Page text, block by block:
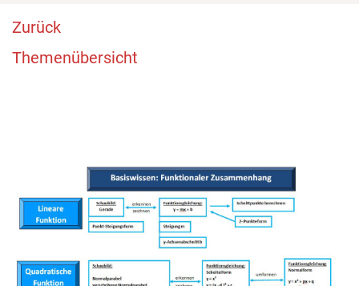
Zurück
Themenübersicht